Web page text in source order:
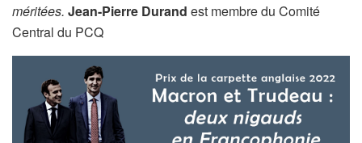
méritées. Jean-Pierre Durand est membre du Comité
Central du PCQ